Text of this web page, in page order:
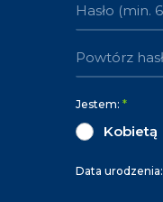
Jestem: *
Kobietą
Data urodzenia: